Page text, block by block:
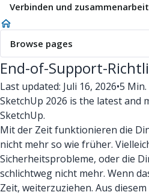
Verbinden und
Browse pages
End-of-Support-
Last updated: Juli 16, 2026•5 Min.
SketchUp 2026 is the latest and
SketchUp.
Mit der Zeit funktionieren die
nicht mehr so wie früher.
Sicherheitsprobleme, oder die
schlichtweg nicht mehr. Wenn
Zeit, weiterzuziehen. Aus